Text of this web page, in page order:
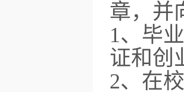
章，并
1、毕
证和创
2、在